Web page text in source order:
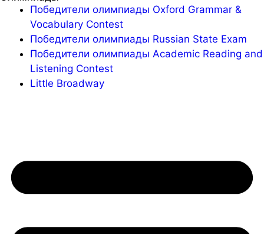
Победители олимпиады Oxford Grammar &
Vocabulary Contest
Победители олимпиады Russian State Exam
Победители олимпиады Academic Reading and
Listening Contest
Little Broadway